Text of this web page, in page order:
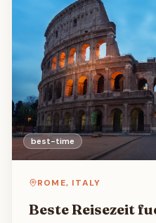
best-time
ROME, ITALY
Beste Reisezeit